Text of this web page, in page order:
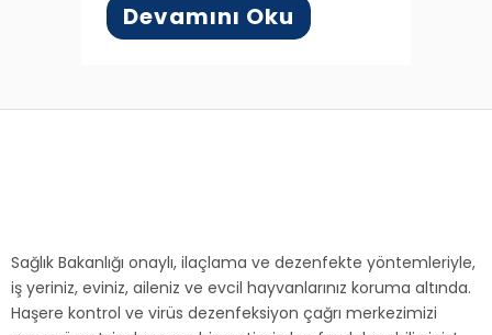
Devamını Oku
Sağlık Bakanlığı onaylı, ilaçlama ve dezenfekte yöntemleriyle,
iş yeriniz, eviniz, aileniz ve evcil hayvanlarınız koruma altında.
Haşere kontrol ve virüs dezenfeksiyon çağrı merkezimizi